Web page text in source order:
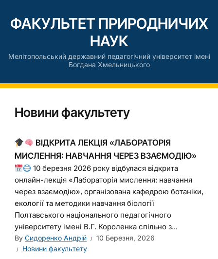
ФАКУЛЬТЕТ ПРИРОДНИЧИХ
НАУК
Мелітопольський державний педагогічний університет імені
Богдана Хмельницького
Новини факультету
ВІДКРИТА ЛЕКЦІЯ «ЛАБОРАТОРІЯ
МИСЛЕННЯ: НАВЧАННЯ ЧЕРЕЗ ВЗАЄМОДІЮ»
10 березня 2026 року відбулася відкрита
онлайн-лекція «Лабораторія мислення: навчання
через взаємодію», організована кафедрою ботаніки,
екології та методики навчання біології
Полтавського національного педагогічного
університету імені В.Г. Короленка спільно з...
By Сидоренко Андрій
10 Березня, 2026
Новини факультету